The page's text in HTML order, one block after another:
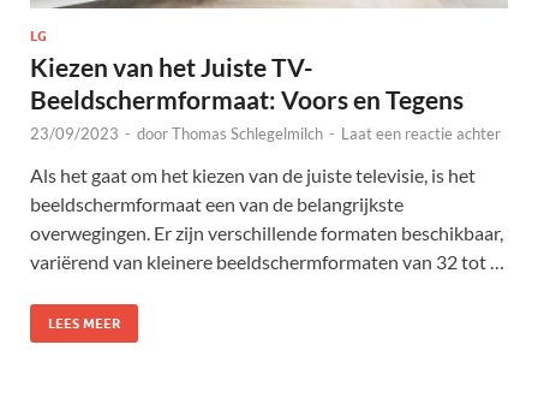
LG
Kiezen van het Juiste TV-
Beeldschermformaat: Voors en Tegens
23/09/2023 - doorThomas Schlegelmilch - Laat een reactie achter
Als het gaat om het kiezen van de juiste televisie, is het
beeldschermformaat een van de belangrijkste
overwegingen. Er zijn verschillende formaten beschikbaar,
variërend van kleinere beeldschermformaten van 32 tot …
LEES MEER